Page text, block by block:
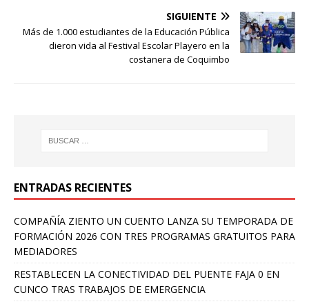
SIGUIENTE
Más de 1.000 estudiantes de la Educación Pública
dieron vida al Festival Escolar Playero en la
costanera de Coquimbo
ENTRADAS RECIENTES
COMPAÑÍA ZIENTO UN CUENTO LANZA SU TEMPORADA DE
FORMACIÓN 2026 CON TRES PROGRAMAS GRATUITOS PARA
MEDIADORES
RESTABLECEN LA CONECTIVIDAD DEL PUENTE FAJA 0 EN
CUNCO TRAS TRABAJOS DE EMERGENCIA